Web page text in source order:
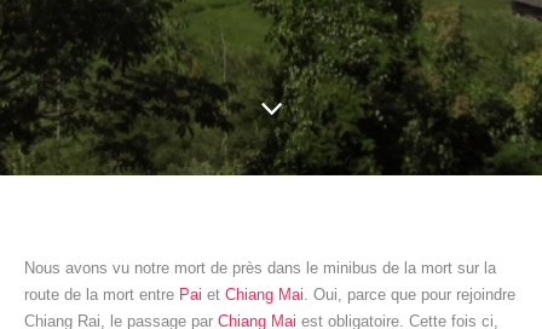
Nous avons vu notre mort de près dans le minibus de la mort sur la
route de la mort entre Pai et Chiang Mai. Oui, parce que pour rejoindre
Chiang Rai, le passage par Chiang Mai est obligatoire. Cette fois ci,